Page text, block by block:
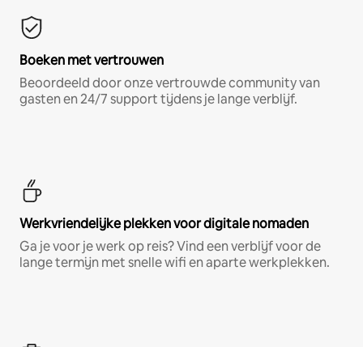
Boeken met vertrouwen
Beoordeeld door onze vertrouwde community van
gasten en 24/7 support tijdens je lange verblijf.
Werkvriendelijke plekken voor digitale nomaden
Ga je voor je werk op reis? Vind een verblijf voor de
lange termijn met snelle wifi en aparte werkplekken.